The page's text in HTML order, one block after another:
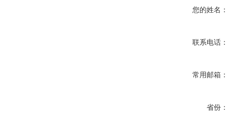
您的姓名：
联系电话：
常用邮箱：
省份：